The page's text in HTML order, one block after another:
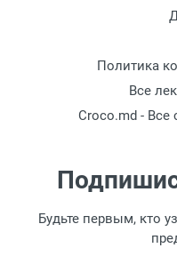
Политика
Все
Croco.md - Все
Будьте первым, кто